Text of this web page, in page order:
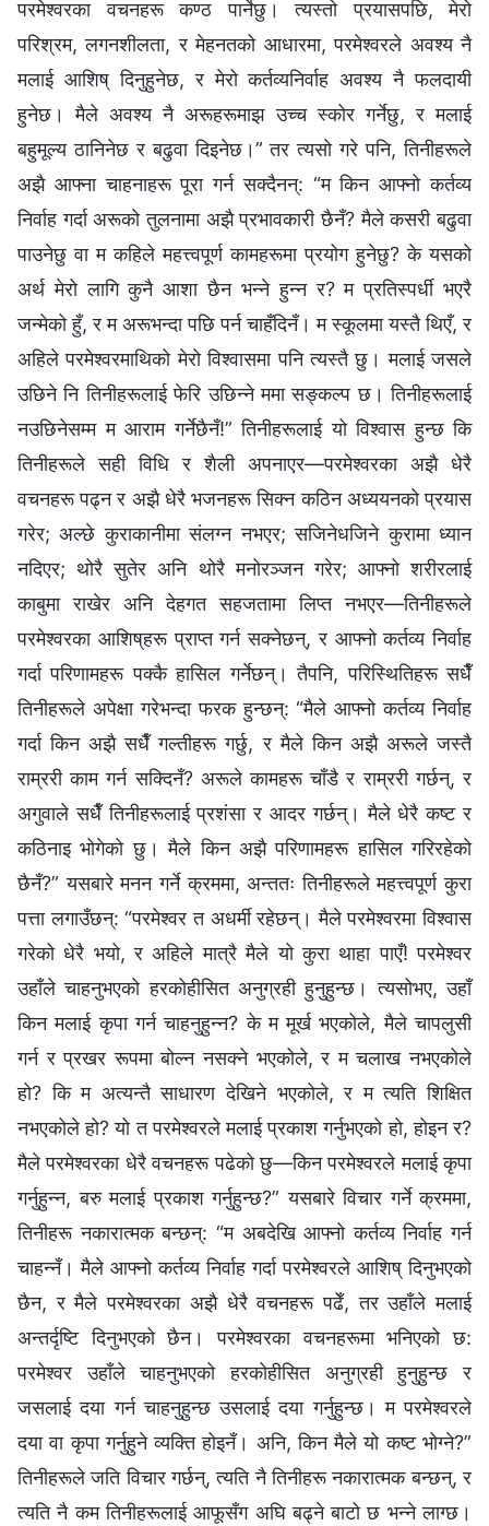
परमेश्‍वरका वचनहरू कण्ठ पार्नेछु। त्यस्तो प्रयासपछि, मेरो
परिश्रम, लगनशीलता, र मेहनतको आधारमा, परमेश्‍वरले अवश्य नै
मलाई आशिष् दिनुहुनेछ, र मेरो कर्तव्यनिर्वाह अवश्य नै फलदायी
हुनेछ। मैले अवश्य नै अरूहरूमाझ उच्च स्कोर गर्नेछु, र मलाई
बहुमूल्य ठानिनेछ र बढुवा दिइनेछ।” तर त्यसो गरे पनि, तिनीहरूले
अझै आफ्ना चाहनाहरू पूरा गर्न सक्दैनन्: “म किन आफ्नो कर्तव्य
निर्वाह गर्दा अरूको तुलनामा अझै प्रभावकारी छैनँ? मैले कसरी बढुवा
पाउनेछु वा म कहिले महत्त्वपूर्ण कामहरूमा प्रयोग हुनेछु? के यसको
अर्थ मेरो लागि कुनै आशा छैन भन्‍ने हुन्‍न र? म प्रतिस्पर्धी भएरै
जन्मेको हुँ, र म अरूभन्दा पछि पर्न चाहँदिनँ। म स्कूलमा यस्तै थिएँ, र
अहिले परमेश्‍वरमाथिको मेरो विश्‍वासमा पनि त्यस्तै छु। मलाई जसले
उछिने नि तिनीहरूलाई फेरि उछिन्‍ने ममा सङ्कल्प छ। तिनीहरूलाई
नउछिनेसम्‍म म आराम गर्नेछैनँ!” तिनीहरूलाई यो विश्‍वास हुन्छ कि
तिनीहरूले सही विधि र शैली अपनाएर—परमेश्‍वरका अझै धेरै
वचनहरू पढ्न र अझै धेरै भजनहरू सिक्न कठिन अध्ययनको प्रयास
गरेर; अल्छे कुराकानीमा संलग्‍न नभएर; सजिनेधजिने कुरामा ध्यान
नदिएर; थोरै सुतेर अनि थोरै मनोरञ्जन गरेर; आफ्नो शरीरलाई
काबुमा राखेर अनि देहगत सहजतामा लिप्त नभएर—तिनीहरूले
परमेश्‍वरका आशिष्‌हरू प्राप्त गर्न सक्‍नेछन्, र आफ्नो कर्तव्य निर्वाह
गर्दा परिणामहरू पक्‍कै हासिल गर्नेछन्। तैपनि, परिस्थितिहरू सधैँ
तिनीहरूले अपेक्षा गरेभन्दा फरक हुन्छन्: “मैले आफ्नो कर्तव्य निर्वाह
गर्दा किन अझै सधैँ गल्तीहरू गर्छु, र मैले किन अझै अरूले जस्तै
राम्ररी काम गर्न सक्दिनँ? अरूले कामहरू चाँडै र राम्ररी गर्छन्, र
अगुवाले सधैँ तिनीहरूलाई प्रशंसा र आदर गर्छन्। मैले धेरै कष्ट र
कठिनाइ भोगेको छु। मैले किन अझै परिणामहरू हासिल गरिरहेको
छैनँ?” यसबारे मनन गर्ने क्रममा, अन्ततः तिनीहरूले महत्त्वपूर्ण कुरा
पत्ता लगाउँछन्: “परमेश्‍वर त अधर्मी रहेछन्। मैले परमेश्‍वरमा विश्‍वास
गरेको धेरै भयो, र अहिले मात्रै मैले यो कुरा थाहा पाएँ! परमेश्‍वर
उहाँले चाहनुभएको हरकोहीसित अनुग्रही हुनुहुन्छ। त्यसोभए, उहाँ
किन मलाई कृपा गर्न चाहनुहुन्न? के म मूर्ख भएकोले, मैले चापलुसी
गर्न र प्रखर रूपमा बोल्‍न नसक्‍ने भएकोले, र म चलाख नभएकोले
हो? कि म अत्यन्तै साधारण देखिने भएकोले, र म त्यति शिक्षित
नभएकोले हो? यो त परमेश्‍वरले मलाई प्रकाश गर्नुभएको हो, होइन र?
मैले परमेश्‍वरका धेरै वचनहरू पढेको छु—किन परमेश्‍वरले मलाई कृपा
गर्नुहुन्न, बरु मलाई प्रकाश गर्नुहुन्छ?” यसबारे विचार गर्ने क्रममा,
तिनीहरू नकारात्मक बन्छन्: “म अबदेखि आफ्नो कर्तव्य निर्वाह गर्न
चाहन्नँ। मैले आफ्नो कर्तव्य निर्वाह गर्दा परमेश्‍वरले आशिष् दिनुभएको
छैन, र मैले परमेश्‍वरका अझै धेरै वचनहरू पढेँ, तर उहाँले मलाई
अन्तर्दृष्टि दिनुभएको छैन। परमेश्‍वरका वचनहरूमा भनिएको छ:
परमेश्‍वर उहाँले चाहनुभएको हरकोहीसित अनुग्रही हुनुहुन्छ र
जसलाई दया गर्न चाहनुहुन्छ उसलाई दया गर्नुहुन्छ। म परमेश्‍वरले
दया वा कृपा गर्नुहुने व्यक्ति होइनँ। अनि, किन मैले यो कष्ट भोग्ने?”
तिनीहरूले जति विचार गर्छन्, त्यति नै तिनीहरू नकारात्मक बन्छन्, र
त्यति नै कम तिनीहरूलाई आफूसँग अघि बढ्ने बाटो छ भन्‍ने लाग्छ।